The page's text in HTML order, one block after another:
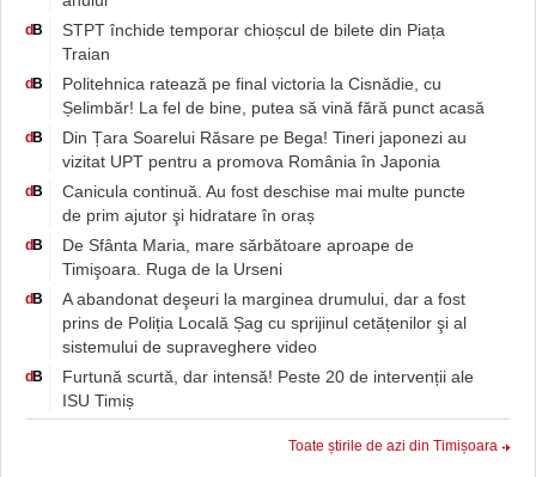
d B
STPT închide temporar chioșcul de bilete din Piața
Traian
d B
Politehnica ratează pe final victoria la Cisnădie, cu
Șelimbăr! La fel de bine, putea să vină fără punct acasă
d B
Din Țara Soarelui Răsare pe Bega! Tineri japonezi au
vizitat UPT pentru a promova România în Japonia
d B
Canicula continuă. Au fost deschise mai multe puncte
de prim ajutor şi hidratare în oraș
d B
De Sfânta Maria, mare sărbătoare aproape de
Timişoara. Ruga de la Urseni
d B
A abandonat deşeuri la marginea drumului, dar a fost
prins de Poliția Locală Șag cu sprijinul cetățenilor şi al
sistemului de supraveghere video
d B
Furtună scurtă, dar intensă! Peste 20 de intervenții ale
ISU Timiș
Toate știrile de azi din Timișoara